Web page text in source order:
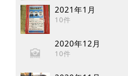
2021年1月
10件
2020年12月
10件